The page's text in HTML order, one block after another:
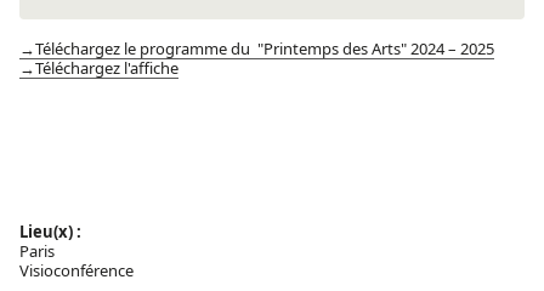
→Téléchargez le programme du "Printemps des Arts" 2024 – 2025
→Téléchargez l'affiche
Lieu(x) :
Paris
Visioconférence